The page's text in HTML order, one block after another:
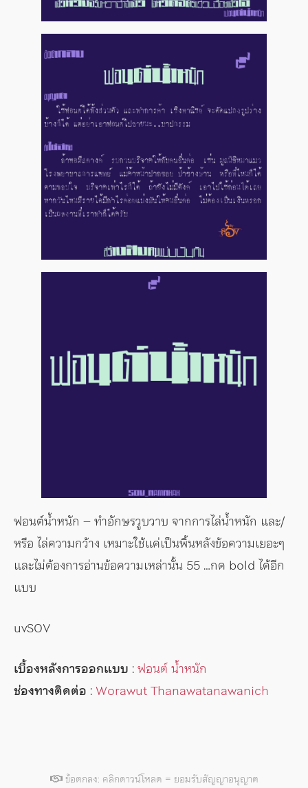
ฟอนต์น้ำหนัก – ทำอักษรวูบวาบ จากการไล่น้ำหนัก และ/
หรือ ไล่ความกว้าง เหมาะใช้แค่เป็นพิ้นหลังข้อความเยอะๆ
และไม่ต้องการอ่านข้อความเหล่านั้น 55 …กด bold ได้อีก
แบบ
uvSOV
เบื้องหลังการออกแบบ :ฟอนต์ น้ำหนัก
ช่องทางติดต่อ :Worawut Thanawatanawanich
ข้อตกลง: คลิกดาวน์โหลด = ยอมรับสัญญาอนุญาต